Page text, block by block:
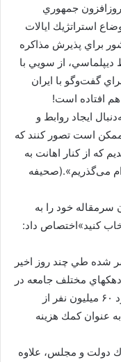
روزافزون جمهوري
استراتژيك ايالات
براي پذيرش مذاكره
ديپلماسي، از سويي با
گفت‌وگو با ايران
افتاده است!
ایجاد روابط و
است تصور کنند که
که از کنار اهانت به
می‌گذریم».(صحيفه
خود را به
كنيد»اختصاص داد:
شده طي چند روز اخير
مختلف جامعه در
پايان سال قطعي شده و قرار است به حدود ۶۰ ميليون نفر از
تا ۱۰۰ هزار تومان به عنوان كمك هزينه
دولت و مجلس، علاوه